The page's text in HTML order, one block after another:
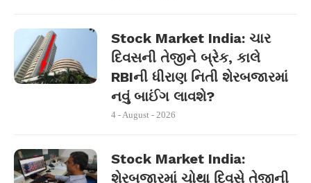
Stock Market India: ચાર
દિવસની તેજીને બ્રેક, કાલે
RBIની ધીરાણ નિતી શેરબજારમાં
નવું બાઈંગ લાવશે?
4 - August - 2026
Stock Market India:
શેરબજારમાં ચોથા દિવસે તેજીની